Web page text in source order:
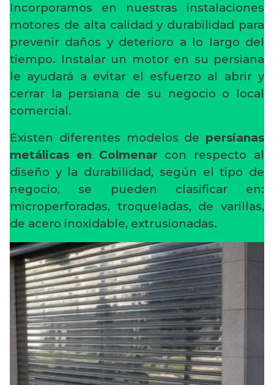
Incorporamos en nuestras instalaciones
motores de alta calidad y durabilidad para
prevenir daños y deterioro a lo largo del
tiempo. Instalar un motor en su persiana
le ayudará a evitar el esfuerzo al abrir y
cerrar la persiana de su negocio o local
comercial.
Existen diferentes modelos de persianas
metálicas en Colmenar con respecto al
diseño y la durabilidad, según el tipo de
negocio, se pueden clasificar en:
microperforadas, troqueladas, de varillas,
de acero inoxidable, extrusionadas.